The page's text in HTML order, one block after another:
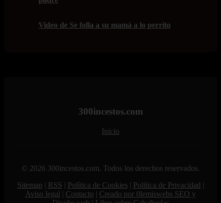
Video de Se folla a su mamá a lo perrito
300incestos.com
Inicio
© 2026 300incestos.com. Todos los derechos reservados.
Sitemap | RSS | Política de Cookies| Política de Privacidad |
Aviso legal | Contacto | Creado por 0lemiswebs SEO y